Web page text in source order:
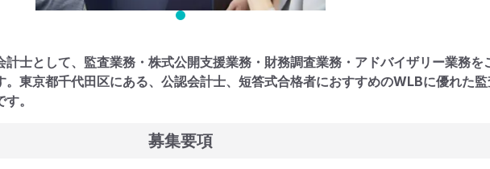
計士として、監査業務・株式公開支援業務・財務調査業務・アドバイザリー業務を
。東京都千代田区にある、公認会計士、短答式合格者におすすめのWLBに優れた
。
募集要項